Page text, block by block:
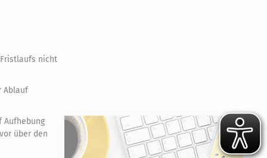
nicht
Ablauf
Aufhebung
über den